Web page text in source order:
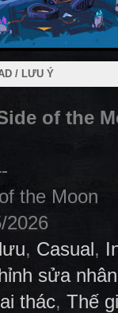
/ LƯU Ý
of the
the Moon
2026
, Casual,
sửa
thác, Thế